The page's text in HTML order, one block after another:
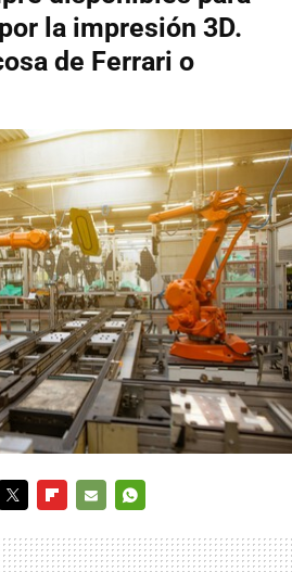
la impresión 3D.
de Ferrari o
MAIL